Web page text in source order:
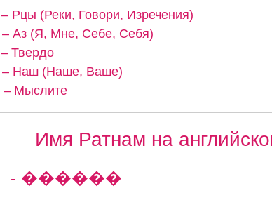
– Рцы (Реки, Говори, Изречения)
– Аз (Я, Мне, Себе, Себя)
– Твердо
– Наш (Наше, Ваше)
– Мыслите
Имя Ратнам на
- ������